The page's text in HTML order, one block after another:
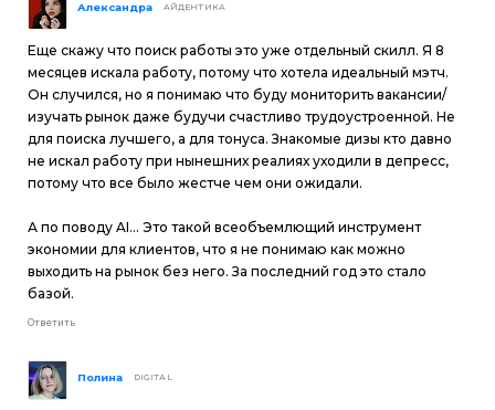
Александра АЙДЕНТИКА
Еще скажу что поиск работы это уже отдельный скилл. Я 8
месяцев искала работу, потому что хотела идеальный мэтч.
Он случился, но я понимаю что буду мониторить вакансии/
изучать рынок даже будучи счастливо трудоустроенной. Не
для поиска лучшего, а для тонуса. Знакомые дизы кто давно
не искал работу при нынешних реалиях уходили в депресс,
потому что все было жестче чем они ожидали.
А по поводу AI... Это такой всеобъемлющий инструмент
экономии для клиентов, что я не понимаю как можно
выходить на рынок без него. За последний год это стало
базой.
Ответить
Полина DIGITAL